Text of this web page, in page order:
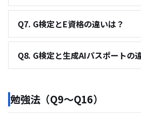
Q7. G検定とE資格の違いは？
Q8. G検定と生成AIパスポートの
勉強法（Q9〜Q16）